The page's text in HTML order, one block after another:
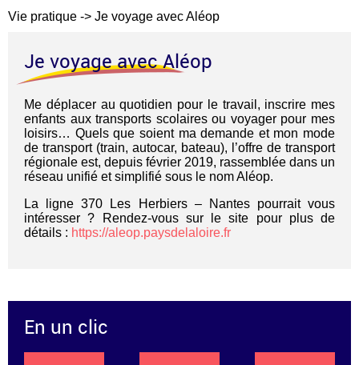
Vie pratique -> Je voyage avec Aléop
Je voyage avec Aléop
Me déplacer au quotidien pour le travail, inscrire mes
enfants aux transports scolaires ou voyager pour mes
loisirs… Quels que soient ma demande et mon mode
de transport (train, autocar, bateau), l’offre de transport
régionale est, depuis février 2019, rassemblée dans un
réseau unifié et simplifié sous le nom Aléop.
La ligne 370 Les Herbiers – Nantes pourrait vous
intéresser ? Rendez-vous sur le site pour plus de
détails : https://aleop.paysdelaloire.fr
En un clic